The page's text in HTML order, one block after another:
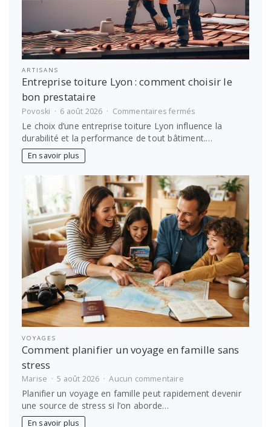
ARTISANS
Entreprise toiture Lyon : comment choisir le
bon prestataire
Povoski 6 août 2026 Commentaires fermés
Entreprise
toiture
Lyon :
bon
prestataire
Le choix d’une entreprise toiture Lyon influence la
durabilité et la performance de tout bâtiment.…
En savoir plus
VOYAGES
Comment planifier un voyage en famille sans
stress
Marise 5 août 2026 Aucun commentairesur
Comment
planifier
Planifier un voyage en famille peut rapidement devenir
une source de stress si l’on aborde…
En savoir plus